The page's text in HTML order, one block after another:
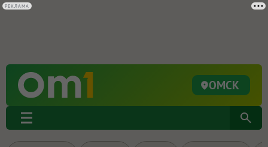
ОМСК
РЕКЛАМА